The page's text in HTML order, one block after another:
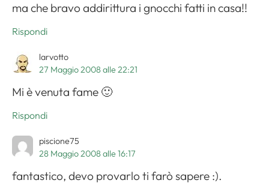
ma che bravo addirittura i gnocchi fatti in casa!!
Rispondi
larvotto
27 Maggio 2008 alle 22:21
Mi è venuta fame 🙂
Rispondi
piscione75
28 Maggio 2008 alle 16:17
fantastico, devo provarlo ti farò sapere :).